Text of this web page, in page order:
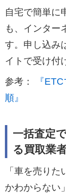
自宅で簡単に
も、インター
す。申し込み
イトで受け付
参考：
『
順』
一括査定
る買取業
「車を売り
かわからない